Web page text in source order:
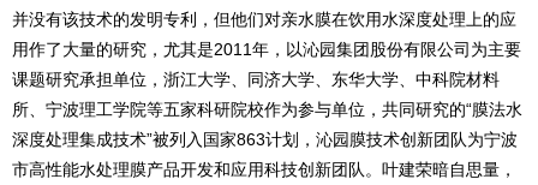
并没有该技术的发明专利，但他们对亲水膜在饮用水深度处理上的应
用作了大量的研究，尤其是2011年，以沁园集团股份有限公司为主要
课题研究承担单位，浙江大学、同济大学、东华大学、中科院材料
所、宁波理工学院等五家科研院校作为参与单位，共同研究的“膜法水
深度处理集成技术”被列入国家863计划，沁园膜技术创新团队为宁波
市高性能水处理膜产品开发和应用科技创新团队。叶建荣暗自思量，